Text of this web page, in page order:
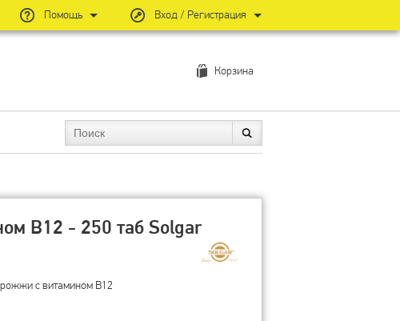
Корзина
B12 - 250 таб Solgar
с витамином B12
Вход / Регистрация
Помощь